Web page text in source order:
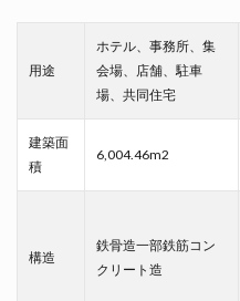
用途
ホテル、事務所、集
会場、店舗、駐車
場、共同住宅
建築面
積
6,004.46m2
構造
鉄骨造一部鉄筋コン
クリート造